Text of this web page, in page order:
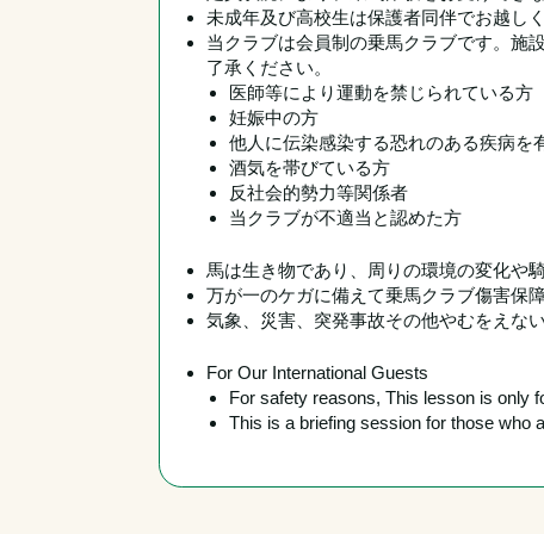
未成年及び高校生は保護者同伴でお越し
当クラブは会員制の乗馬クラブです。施
了承ください。
医師等により運動を禁じられている方
妊娠中の方
他人に伝染感染する恐れのある疾病を
酒気を帯びている方
反社会的勢力等関係者
当クラブが不適当と認めた方
馬は生き物であり、周りの環境の変化や
万が一のケガに備えて乗馬クラブ傷害保
気象、災害、突発事故その他やむをえな
For Our International Guests
For safety reasons, This lesson is only
This is a briefing session for those who